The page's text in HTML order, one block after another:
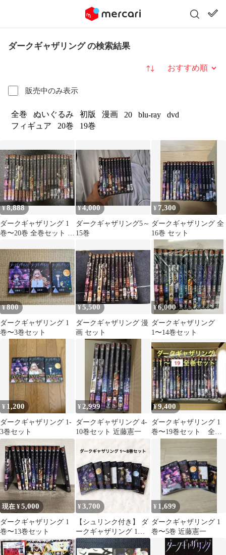
ダークギャザリング の検索結果
販売中のみ表示
並び替え
全巻 ぬいぐるみ 初版 漫画 20 blu-ray
dvd
フィギュア
20巻 19巻
¥8,888
ダークギャザリング 1
巻〜20巻 全巻セット 全
¥4,000
ダークギャザリング5～
15巻
¥ 7,300
ダークギャザリング 全
16巻 セット
¥800
ダークギャザリング 1
巻〜3巻セット
¥5,500
ダークギャザリング 漫
画 セット
¥6,000
ダークギャザリング
1〜14巻セット
¥ 1,200
ダークギャザリング 1-
3巻セット
¥2,999
ダークギャザリング 4-
10巻セット 近藤憲一
¥9,400
ダークギャザリング 1
巻〜19巻セット 全
現在 ¥5,000
ダークギャザリング 1
巻〜13巻セット
¥3,700
【シュリンク付き】 ダ
ークギャザリング 1〜8
巻セット 近藤憲一 ジャ
ンプ
¥ 1,699
ダークギャザリング 1
巻〜5巻 近藤憲一